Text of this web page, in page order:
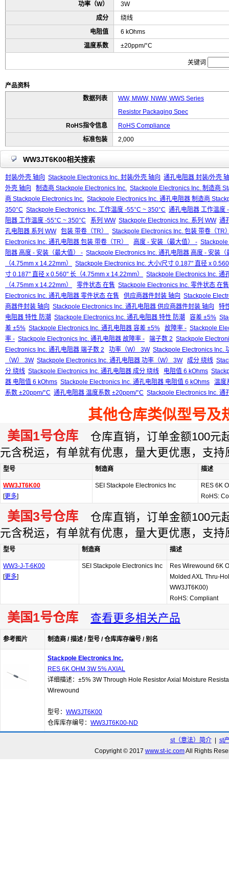
功率（W）
3W
成分
绕线
电阻值
6 kOhms
温度系数
±20ppm/°C
关键词
产品资料
数据列表
WW, MWW, NWW, WWS Series
Resistor Packaging Spec
RoHS指令信息
RoHS Compliance
标准包装
2,000
WW3JT6K00相关搜索
封装/外壳 轴向 Stackpole Electronics Inc. 封装/外壳 轴向 通孔电阻器 封装/外壳
外壳 轴向
制造商 Stackpole Electronics Inc. Stackpole Electronics Inc. 制造商
商 Stackpole Electronics Inc. Stackpole Electronics Inc. 通孔电阻器 制造商
350°C Stackpole Electronics Inc. 工作温度 -55°C ~ 350°C 通孔电阻器 工作温度
阻器 工作温度 -55°C ~ 350°C
系列 WW Stackpole Electronics Inc. 系列 WW 通
孔电阻器 系列 WW
包装 带卷（TR）
Stackpole Electronics Inc. 包装 带卷（TR
Electronics Inc. 通孔电阻器 包装 带卷（TR）
高度 - 安装（最大值） - Stackpole
阻器 高度 - 安装（最大值） - Stackpole Electronics Inc. 通孔电阻器 高度 - 安装（
（4.75mm x 14.22mm）
Stackpole Electronics Inc. 大小/尺寸 0.187" 直径 x
寸 0.187" 直径 x 0.560" 长（4.75mm x 14.22mm）
Stackpole Electronics Inc. 通
（4.75mm x 14.22mm）
零件状态 在售 Stackpole Electronics Inc. 零件状态 在售
Electronics Inc. 通孔电阻器 零件状态 在售
供应商器件封装 轴向 Stackpole
商器件封装 轴向 Stackpole Electronics Inc. 通孔电阻器 供应商器件封装 轴向
特
电阻器 特性 防潮 Stackpole Electronics Inc. 通孔电阻器 特性 防潮 容差 ±5%
差 ±5% Stackpole Electronics Inc. 通孔电阻器 容差 ±5% 故障率 - Stackpole
率 - Stackpole Electronics Inc. 通孔电阻器 故障率 - 端子数 2 Stackpole
Electronics Inc. 通孔电阻器 端子数 2
功率（W） 3W Stackpole Electronics Inc.
（W） 3W Stackpole Electronics Inc. 通孔电阻器 功率（W） 3W 成分 绕线
分 绕线 Stackpole Electronics Inc. 通孔电阻器 成分 绕线 电阻值 6 kOhms
器 电阻值 6 kOhms Stackpole Electronics Inc. 通孔电阻器 电阻值 6 kOhms
温度
系数 ±20ppm/°C 通孔电阻器 温度系数 ±20ppm/°C Stackpole Electronics Inc. 通
其他仓库类似型号及
美国1号仓库 仓库直销，订单金额100元
元含税运，有单就有优惠，量大更优惠，支持
型号 制造商 描述
WW3JT6K00
[更多]
SEI Stackpole Electronics Inc
RES 6K
RoHS:
美国3号仓库 仓库直销，订单金额100元
元含税运，有单就有优惠，量大更优惠，支持
型号 制造商 描述
WW3-J-T-6K00
[更多]
SEI Stackpole Electronics Inc
Res Wirewound 6K
Molded AXL Thru-
WW3JT6K00)
RoHS: Compliant
美国1号仓库 查看更多相关产品
参考图片 制造商 / 描述 / 型号 / 仓库库存编号 / 别名
Stackpole Electronics Inc.
RES 6K OHM 3W 5% AXIAL
详细描述：±5% 3W Through Hole Resistor Axial Moisture
Wirewound
型号： WW3JT6K00
仓库库存编号： WW3JT6K00-ND
st（意法）简介| st
Copyright © 2017 www.st-ic.comAll Rights